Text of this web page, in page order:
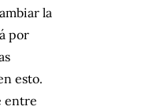
la
por
esto.
entre